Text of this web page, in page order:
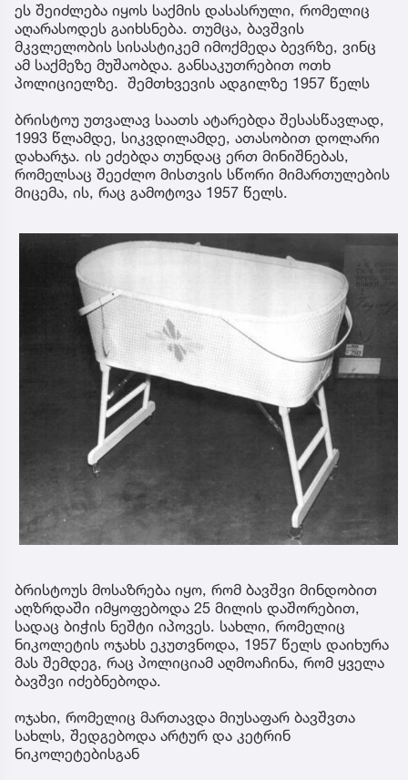
ეს შეიძლება იყოს საქმის დასასრული, რომელიც
აღარასოდეს გაიხსნება. თუმცა, ბავშვის
მკვლელობის სისასტიკემ იმოქმედა ბევრზე, ვინც
ამ საქმეზე მუშაობდა. განსაკუთრებით ოთხ
პოლიციელზე. შემთხვევის ადგილზე 1957 წელს
ბრისტოუ უთვალავ საათს ატარებდა შესასწავლად,
1993 წლამდე, სიკვდილამდე, ათასობით დოლარი
დახარჯა. ის ეძებდა თუნდაც ერთ მინიშნებას,
რომელსაც შეეძლო მისთვის სწორი მიმართულების
მიცემა, ის, რაც გამოტოვა 1957 წელს.
ბრისტოუს მოსაზრება იყო, რომ ბავშვი მინდობით
აღზრდაში იმყოფებოდა 25 მილის დაშორებით,
სადაც ბიჭის ნეშტი იპოვეს. სახლი, რომელიც
ნიკოლეტის ოჯახს ეკუთვნოდა, 1957 წელს დაიხურა
მას შემდეგ, რაც პოლიციამ აღმოაჩინა, რომ ყველა
ბავშვი იძებნებოდა.
ოჯახი, რომელიც მართავდა მიუსაფარ ბავშვთა
სახლს, შედგებოდა არტურ და კეტრინ
ნიკოლეტებისგან